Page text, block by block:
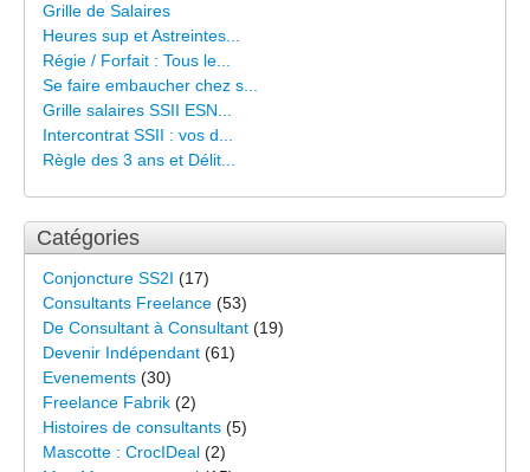
Grille de Salaires
Heures sup et Astreintes...
Régie / Forfait : Tous le...
Se faire embaucher chez s...
Grille salaires SSII ESN...
Intercontrat SSII : vos d...
Règle des 3 ans et Délit...
Catégories
Conjoncture SS2I (17)
Consultants Freelance (53)
De Consultant à Consultant (19)
Devenir Indépendant (61)
Evenements (30)
Freelance Fabrik (2)
Histoires de consultants (5)
Mascotte : CrocIDeal (2)